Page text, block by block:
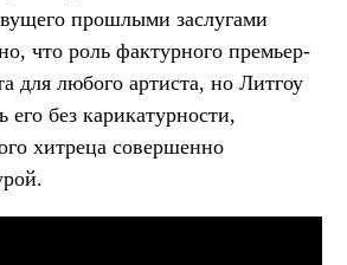
прошлыми заслугами
что роль фактурного премьер-
для любого артиста, но Литгоу
его без карикатурности,
хитреца совершенно